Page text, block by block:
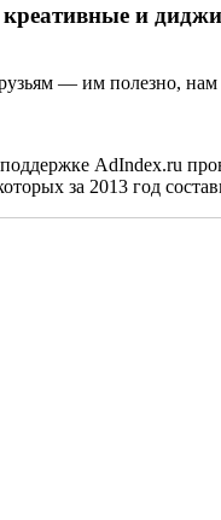
и
— им полезно,
AdIndex.ru
за 2013 год